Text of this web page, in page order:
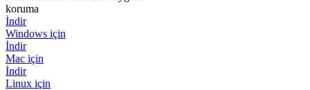
koruma
İndir
Windows için
İndir
Mac için
İndir
Linux için